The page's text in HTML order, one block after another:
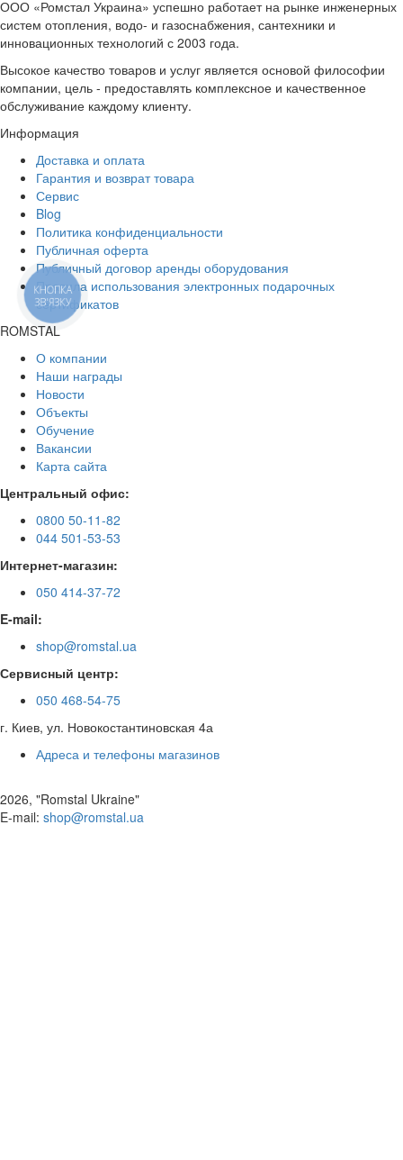
ООО «Ромстал Украина» успешно работает на рынке инженерных
систем отопления, водо- и газоснабжения, сантехники и
инновационных технологий с 2003 года.
Высокое качество товаров и услуг является основой философии
компании, цель - предоставлять комплексное и качественное
обслуживание каждому клиенту.
Информация
Доставка и оплата
Гарантия и возврат товара
Сервис
Blog
Политика конфиденциальности
Публичная оферта
Публичный договор аренды оборудования
Правила использования электронных подарочных
сертификатов
ROMSTAL
О компании
Наши награды
Новости
Объекты
Обучение
Вакансии
Карта сайта
Центральный офис:
0800 50-11-82
044 501-53-53
Интернет-магазин:
050 414-37-72
E-mail:
shop@romstal.ua
Сервисный центр:
050 468-54-75
г. Киев, ул. Новокостантиновская 4а
Адреса и телефоны магазинов
2026, "Romstal Ukraine"
​E-mail: shop@romstal.ua
КНОПКА
ЗВ'ЯЗКУ